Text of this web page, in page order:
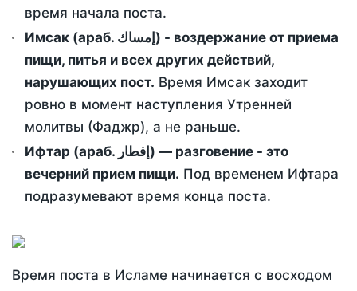
время начала поста.
Имсак (араб. إمساك) - воздержание от приема
пищи, питья и всех других действий,
нарушающих пост. Время Имсак заходит
ровно в момент наступления Утренней
молитвы (Фаджр), а не раньше.
Ифтар (араб. إفطار) — разговение - это
вечерний прием пищи. Под временем Ифтара
подразумевают время конца поста.
Время поста в Исламе начинается с восходом